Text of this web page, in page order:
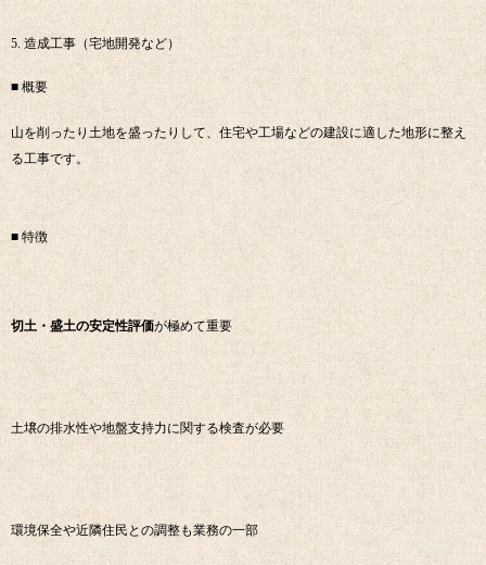
5. 造成工事（宅地開発など）
■ 概要
山を削ったり土地を盛ったりして、住宅や工場などの建設に適した地形に整え
る工事です。
■ 特徴
切土・盛土の安定性評価が極めて重要
土壌の排水性や地盤支持力に関する検査が必要
環境保全や近隣住民との調整も業務の一部